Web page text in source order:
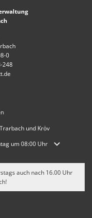
0
248
und Kröv
auszublenden
um 08:00 Uhr
auch nach 16.00 Uhr